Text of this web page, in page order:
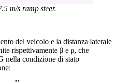
m/s ramp steer.
del veicolo e la distanza laterale
rispettivamente β e ρ, che
nella condizione di stato